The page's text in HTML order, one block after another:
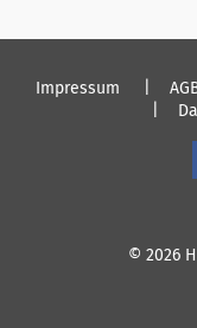
Impressum
© 2026